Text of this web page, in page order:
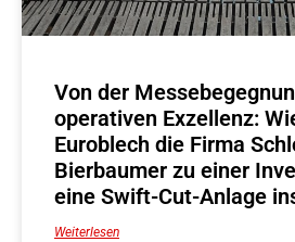
Von der
operativen Exzellenz:
Euroblech die Firma
Bierbaumer zu einer
eine Swift-Cut-Anlage
Weiterlesen